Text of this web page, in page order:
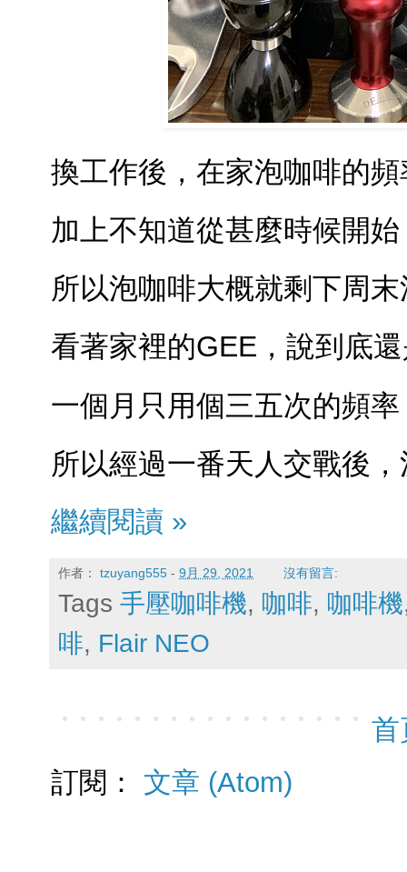
換工作後，在家泡咖啡的
加上不知道從甚麼時候開
所以泡咖啡大概就剩下周
看著家裡的GEE，說到底
一個月只用個三五次的頻
所以經過一番天人交戰後
繼續閱讀 »
作者： tzuyang555 - 9月 29, 2021 沒有留言:
Tags 手壓咖啡機, 咖啡, 咖啡機
啡, Flair NEO
首
訂閱： 文章 (Atom)